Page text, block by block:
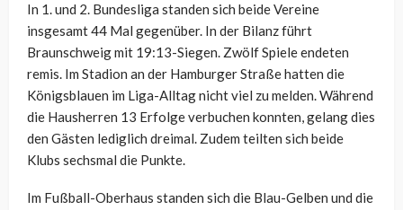
In 1. und 2. Bundesliga standen sich beide Vereine
insgesamt 44 Mal gegenüber. In der Bilanz führt
Braunschweig mit 19:13-Siegen. Zwölf Spiele endeten
remis. Im Stadion an der Hamburger Straße hatten die
Königsblauen im Liga-Alltag nicht viel zu melden. Während
die Hausherren 13 Erfolge verbuchen konnten, gelang dies
den Gästen lediglich dreimal. Zudem teilten sich beide
Klubs sechsmal die Punkte.
Im Fußball-Oberhaus standen sich die Blau-Gelben und die